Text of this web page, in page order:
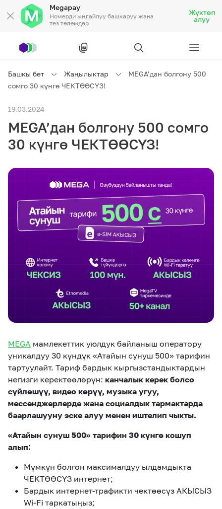
Megapay
Номерди ыңгайлуу башкаруу жана
тез төлөмдөр
Жүктөп
алуу
Жеке кардарларга
Ишкердик үчүн
Байланыш
Тарифтер
eSIM M2M
Кызматтар
Чалуулар жана
Номерди тандоо SIM жеткирүү
Биз жөнүндө Жаңылыктар MEGAда иште
Өнөктөштөргө
Офис картасы
жана каптоо
Кызмат көрсөтүүлөр
MegaTV MegaPay
Башкы бет Жаңылыктар
MEGA’дан болгону 500
сомго 30 күнгө ЧЕКТӨӨСҮЗ!
19.03.2024
MEGA’дан болгону 500 сомго
30 күнгө ЧЕКТӨӨСҮЗ!
MEGA мамлекеттик уюлдук байланыш оператору
уникалдуу 30 күндүк «Атайын сунуш 500» тарифин
тартуулайт. Тариф бардык кыргызстандыктардын
негизги керектөөлөрүн: канчалык керек болсо
сүйлөшүү, видео көрүү, музыка угуу,
мессенджерлерде жана социалдык тармактарда
баарлашууну эске алуу менен иштелип чыкты.
«Атайын сунуш 500» тарифин 30 күнгө кошуп
алып:
Мүмкүн болгон максималдуу ылдамдыкта
ЧЕКТӨӨСҮЗ интернет;
Бардык интернет-трафикти чектөөсүз АКЫСЫЗ
Wi-Fi таркатыңыз;